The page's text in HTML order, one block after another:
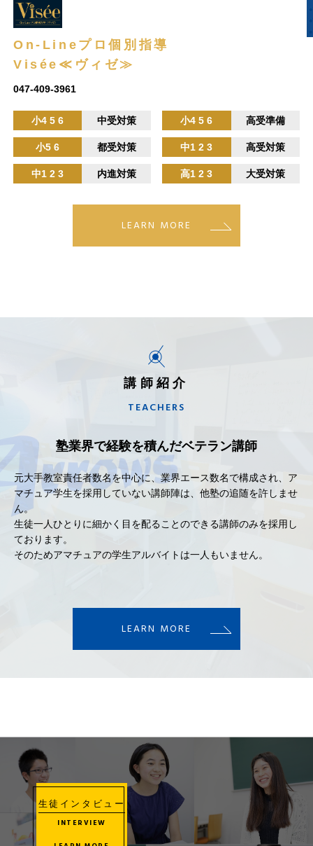
On-Lineプロ個別指導
Visée≪ヴィゼ≫
047-409-3961
小4 5 6 中受対策 小4 5 6 高受準備
小5 6 都受対策 中1 2 3 高受対策
中1 2 3 内進対策 高1 2 3 大受対策
LEARN MORE
講師紹介
TEACHERS
塾業界で経験を積んだベテラン講師
元大手教室責任者数名を中心に、業界エース数名で構成され、ア
マチュア学生を採用していない講師陣は、他塾の追随を許しませ
ん。
生徒一人ひとりに細かく目を配ることのできる講師のみを採用し
ております。
そのためアマチュアの学生アルバイトは一人もいません。
LEARN MORE
生徒インタビュー
INTERVIEW